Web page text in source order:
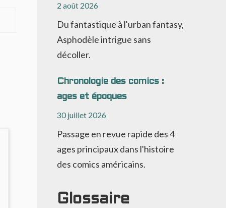
2 août 2026
Du fantastique à l'urban fantasy,
Asphodèle intrigue sans
décoller.
Chronologie des comics :
ages et époques
30 juillet 2026
Passage en revue rapide des 4
ages principaux dans l'histoire
des comics américains.
Glossaire